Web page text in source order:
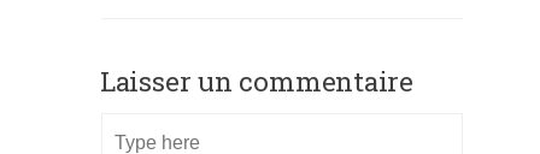
Laisser un commentaire